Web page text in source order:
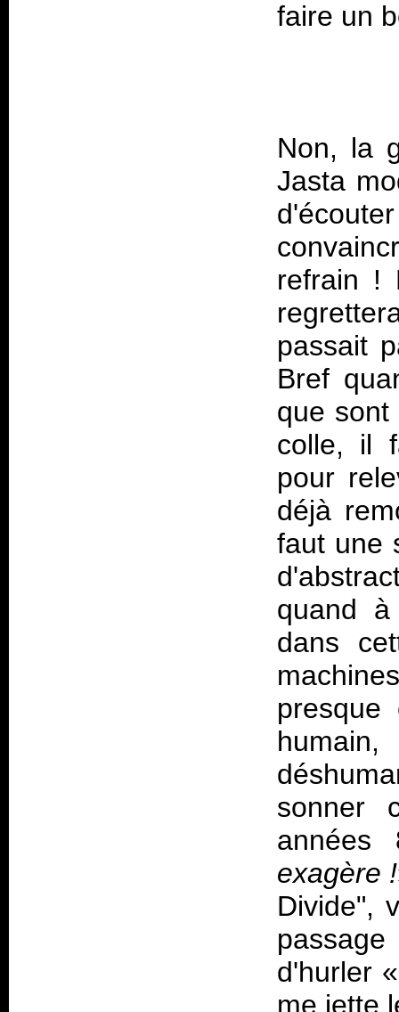
Non, la
Jasta
refrain !
passait
Bref
que
colle, il
pour
déjà
faut une
quand
dans
presque
sonner
exagère !
Divide",
d'hurler «
me jette